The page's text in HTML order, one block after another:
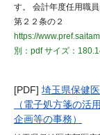
す。 会計年度任用職
第２２条の２
https://
別：pdfサイズ：
[PDF] 埼玉県保健
（電子処方箋の活
企画等の事務）